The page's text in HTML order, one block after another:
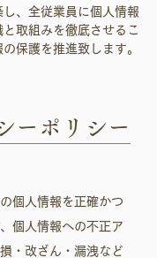
、全従業員に個人情報
取組みを徹底させるこ
保護を推進致します。
ーポリシー
個人情報を正確かつ
個人情報への不正ア
・改ざん・漏洩など